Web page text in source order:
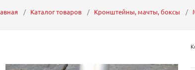
Каталог товаров Кронштейны, мачты, боксы